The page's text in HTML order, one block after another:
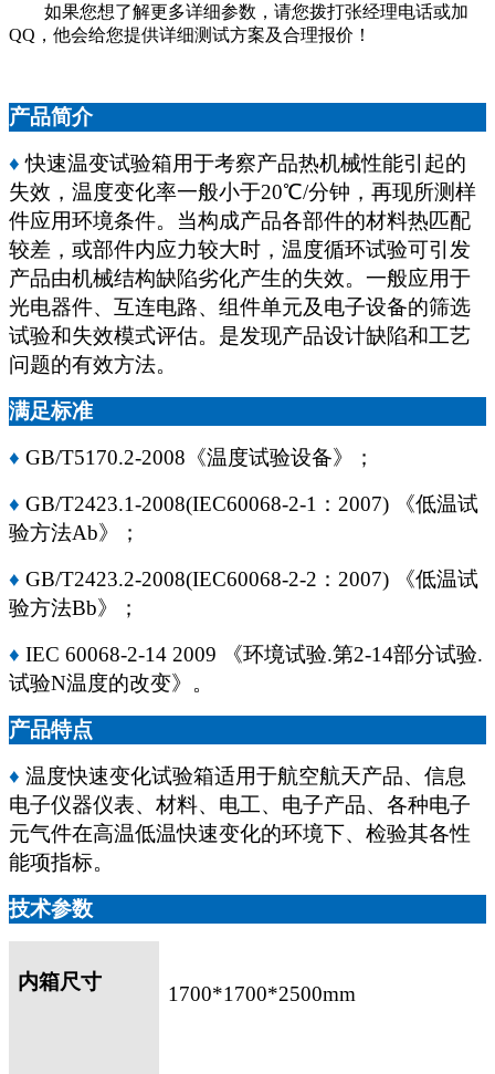
如果您想了解更多详细参数，请您拨打张经理电话或加
QQ，他会给您提供详细测试方案及合理报价！
产品简介
♦ 快速温变试验箱用于考察产品热机械性能引起的
失效，温度变化率一般小于20℃/分钟，再现所测样
件应用环境条件。当构成产品各部件的材料热匹配
较差，或部件内应力较大时，温度循环试验可引发
产品由机械结构缺陷劣化产生的失效。一般应用于
光电器件、互连电路、组件单元及电子设备的筛选
试验和失效模式评估。是发现产品设计缺陷和工艺
问题的有效方法。
满足标准
♦ GB/T5170.2-2008 《温度试验设备》；
♦ GB/T2423.1-2008(IEC60068-2-1 ： 2007)
《低温试
验方法Ab》；
♦ GB/T2423.2-2008(IEC60068-2-2 ： 2007)
《低温试
验方法Bb》；
♦ IEC 60068-2-14 2009 《环境试验.第2-14部分试验.
试验N温度的改变》。
产品特点
♦ 温度快速变化试验箱适用于航空航天产品、信息
电子仪器仪表、材料、电工、电子产品、各种电子
元气件在高温低温快速变化的环境下、检验其各性
能项指标。
技术参数
内箱尺寸
1700*1700*2500mm